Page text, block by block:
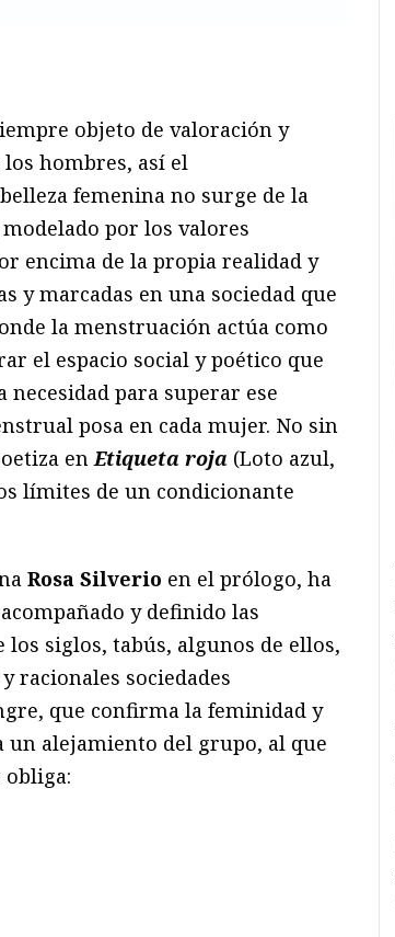
objeto de valoración y
hombres, así el
femenina no surge de la
por los valores
encima de la propia realidad y
y marcadas en una sociedad que
la menstruación actúa como
el espacio social y poético que
para superar ese
posa en cada mujer. No sin
enEtiqueta roja (Loto azul,
límites de un condicionante
Rosa Silverio en el prólogo, ha
y definido las
siglos, tabús, algunos de ellos,
racionales sociedades
que confirma la feminidad y
un alejamiento del grupo, al que
obliga: